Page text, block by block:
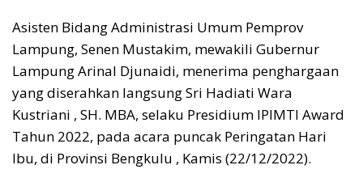
Asisten Bidang Administrasi Umum Pemprov
Lampung, Senen Mustakim, mewakili Gubernur
Lampung Arinal Djunaidi, menerima penghargaan
yang diserahkan langsung Sri Hadiati Wara
Kustriani , SH. MBA, selaku Presidium IPIMTI Award
Tahun 2022, pada acara puncak Peringatan Hari
Ibu, di Provinsi Bengkulu , Kamis (22/12/2022).